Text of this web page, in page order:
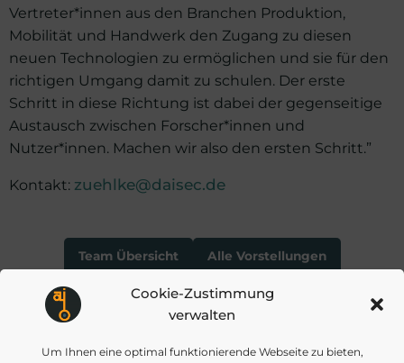
Cookie-Zustimmung
verwalten
Um Ihnen eine optimal funktionierende Webseite zu bieten,
Vertreter*innen aus den Branchen Produktion,
Mobilität und Handwerk den Zugang zu diesen
neuen Technologien zu ermöglichen und sie für den
richtigen Umgang damit zu schulen. Der erste
Schritt in diese Richtung ist dabei der gegenseitige
Austausch zwischen Forscher*innen und
Nutzer*innen. Machen wir also den ersten Schritt.”
Kontakt: zuehlke@daisec.de
Team Übersicht Alle Vorstellungen
Post Post